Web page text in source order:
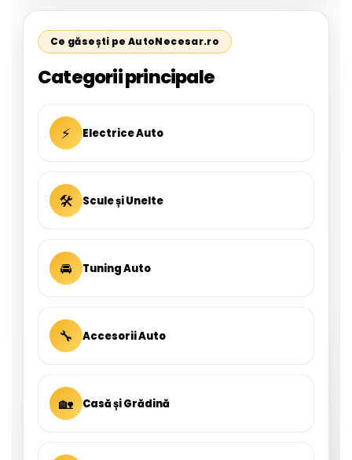
Ce găsești pe AutoNecesar.ro
Categorii principale
⚡ Electrice Auto
🛠 Scule și Unelte
🚘 Tuning Auto
🔧 Accesorii Auto
🏡 Casă și Grădină